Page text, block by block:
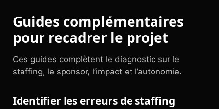
Guides complémentaires
pour recadrer le projet
Ces guides complètent le diagnostic sur le
staffing, le sponsor, l’impact et l’autonomie.
Identifier les erreurs de staffing